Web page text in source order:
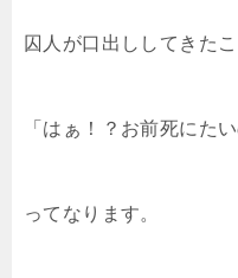
囚人が口出ししてきた
「はぁ！？お前死にたい
ってなります。